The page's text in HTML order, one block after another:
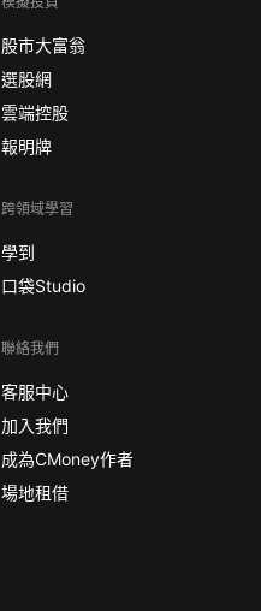
股市大富翁
選股網
雲端控股
報明牌
跨領域學習
學到
口袋Studio
聯絡我們
客服中心
加入我們
成為CMoney作者
場地租借